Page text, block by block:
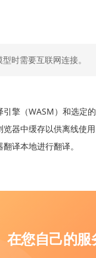
时需要互联网连接。
引擎（WASM）和选定的
览器中缓存以供离线使用
译本地进行翻译。
在您自己的服